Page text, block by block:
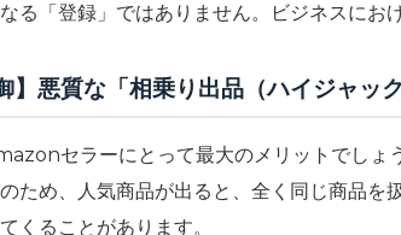
る「登録」ではありません。ビジネスにお
】悪質な「相乗り出品（ハイジャッ
セラーにとって最大のメリットでしょ
ため、人気商品が出ると、全く同じ商品
くることがあります。